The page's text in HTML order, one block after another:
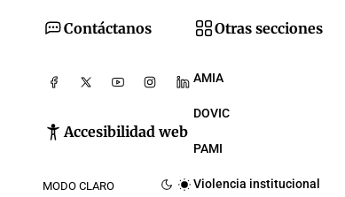
Contáctanos
Accesibilidad web
MODO CLARO
Otras secciones
AMIA
DOVIC
PAMI
Violencia institucional